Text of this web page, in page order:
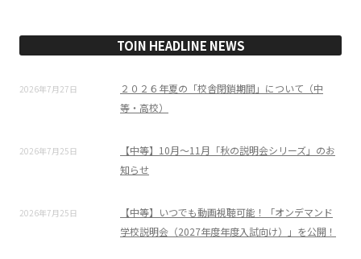
TOIN HEADLINE NEWS
2026年7月27日
２０２６年夏の「校舎閉鎖期間」について（中
等・高校）
2026年7月25日
【中等】10月～11月「秋の説明会シリーズ」のお
知らせ
2026年7月25日
【中等】いつでも動画視聴可能！「オンデマンド
学校説明会（2027年度年度入試向け）」を公開！